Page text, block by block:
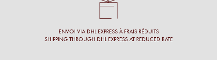
ENVOI VIA DHL EXPRESS À FRAIS RÉDUITS
SHIPPING THROUGH DHL EXPRESS AT REDUCED RATE